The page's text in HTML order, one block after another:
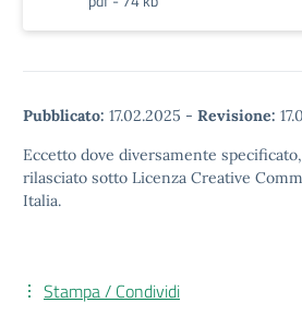
Pubblicato: 17.02.2025 - Revisione:
Eccetto dove diversamente
rilasciato sotto Licenza Creative
Italia.
Stampa / Condividi